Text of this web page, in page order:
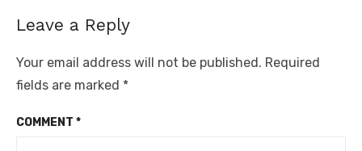
Leave a Reply
Your email address will not be published. Required
fields are marked *
COMMENT *